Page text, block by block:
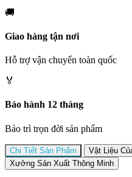
🚚
Giao hàng tận nơi
Hỗ trợ vận chuyển toàn quốc
🏅
Bảo hành 12 tháng
Bảo trì trọn đời sản phẩm
Chi Tiết Sản Phẩm Vật Liệu
Xưởng Sản Xuất Thông Minh